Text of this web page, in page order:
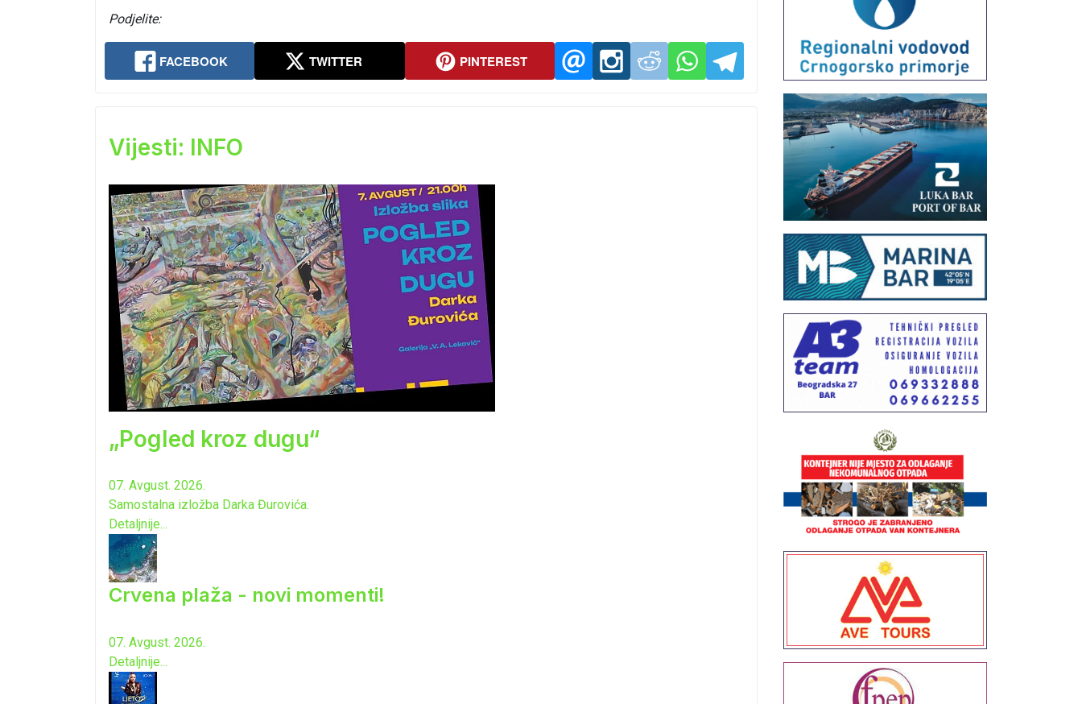
Podjelite:
FACEBOOK TWITTER PINTEREST
Vijesti: INFO
„Pogled kroz dugu“
07. Avgust. 2026.
Samostalna izložba Darka Đurovića.
Detaljnije...
Crvena plaža - novi momenti!
07. Avgust. 2026.
Detaljnije...